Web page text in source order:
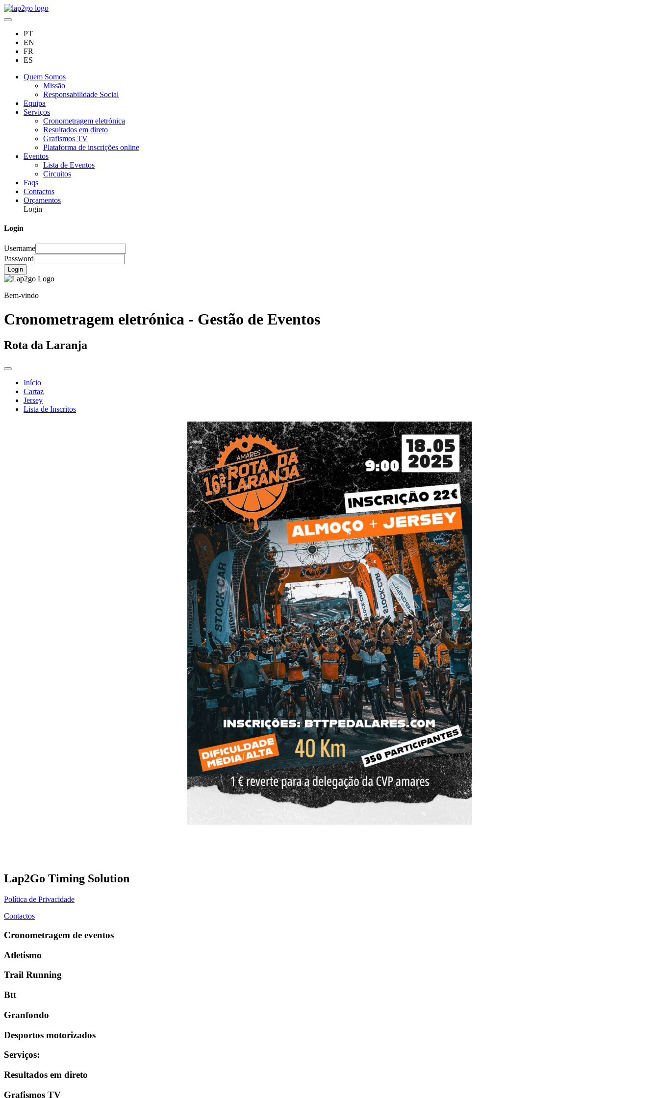
PT
EN
FR
ES
Quem Somos
Missão
Responsabilidade Social
Equipa
Serviços
Cronometragem eletrónica
Resultados em direto
Grafismos TV
Plataforma de inscrições online
Eventos
Lista de Eventos
Circuitos
Faqs
Contactos
Orçamentos
Login
Login
Username
Password
Login
Bem-vindo
Cronometragem eletrónica - Gestão de Eventos
Rota da Laranja
Início
Cartaz
Jersey
Lista de Inscritos
Lap2Go Timing Solution
Política de Privacidade
Contactos
Cronometragem de eventos
Atletismo
Trail Running
Btt
Granfondo
Desportos motorizados
Serviços:
Resultados em direto
Grafismos TV